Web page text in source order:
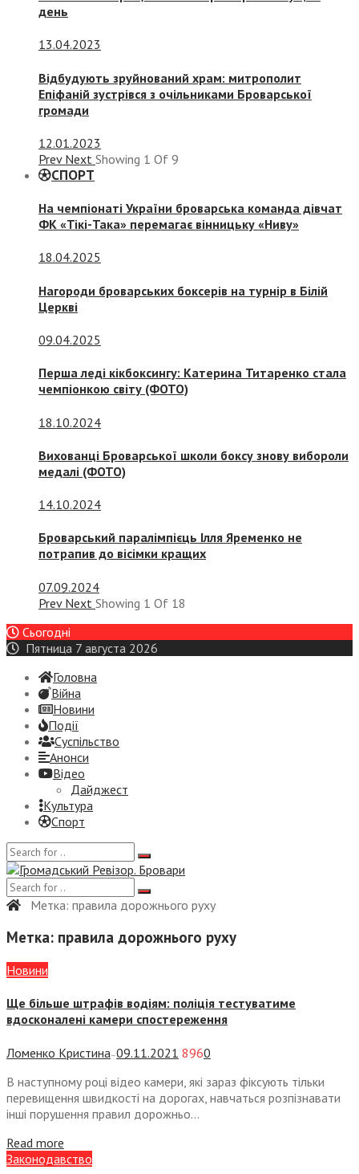
день
13.04.2023
Відбудують зруйнований храм: митрополит
Епіфаній зустрівся з очільниками Броварської
громади
12.01.2023
Prev Next Showing 1 Of 9
СПОРТ
На чемпіонаті України броварська команда дівчат
ФК «Тікі-Така» перемагає вінницьку «Ниву»
18.04.2025
Нагороди броварських боксерів на турнір в Білій
Церкві
09.04.2025
Перша леді кікбоксингу: Катерина Титаренко стала
чемпіонкою світу (ФОТО)
18.10.2024
Вихованці Броварської школи боксу знову вибороли
медалі (ФОТО)
14.10.2024
Броварський паралімпієць Ілля Яременко не
потрапив до вісімки кращих
07.09.2024
Prev Next Showing 1 Of 18
Сьогодні
Пятница 7 августа 2026
Головна
Війна
Новини
Події
Суспiльство
Анонси
Відео
Дайджест
Культура
Спорт
Метка: правила дорожнього руху
Метка: правила дорожнього руху
Новини
Ще більше штрафів водіям: поліція тестуватиме
вдосконалені камери спостереження
Ломенко Кристина —09.11.2021 8960
В наступному році відео камери, які зараз фіксують тільки
перевищення швидкості на дорогах, навчаться розпізнавати
інші порушення правил дорожньо...
Read more
Законодавство